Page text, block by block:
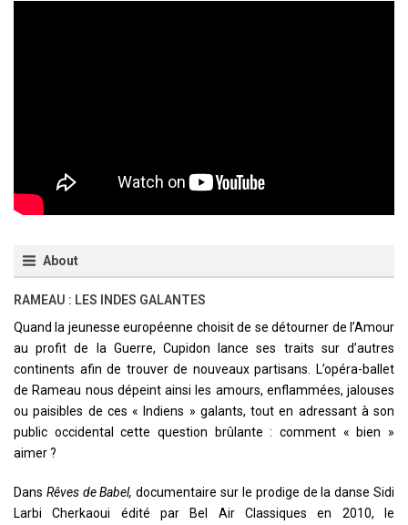
About
RAMEAU : LES INDES GALANTES
Quand la jeunesse européenne choisit de se détourner de l’Amour
au profit de la Guerre, Cupidon lance ses traits sur d’autres
continents afin de trouver de nouveaux partisans. L’opéra-ballet
de Rameau nous dépeint ainsi les amours, enflammées, jalouses
ou paisibles de ces « Indiens » galants, tout en adressant à son
public occidental cette question brûlante : comment « bien »
aimer ?
Dans Rêves de Babel,documentaire sur le prodige de la danse Sidi
Larbi Cherkaoui édité par Bel Air Classiques en 2010, le